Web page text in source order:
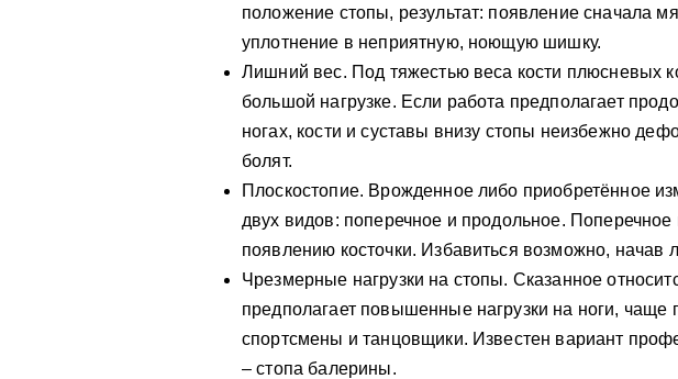
положение стопы, результат: появление сначала
уплотнение в неприятную, ноющую шишку.
Лишний вес. Под тяжестью веса кости плюсневых
большой нагрузке. Если работа предполагает
ногах, кости и суставы внизу стопы неизбежно
болят.
Плоскостопие. Врожденное либо приобретённое
двух видов: поперечное и продольное. Поперечное
появлению косточки. Избавиться возможно, начав
Чрезмерные нагрузки на стопы. Сказанное
предполагает повышенные нагрузки на ноги,
спортсмены и танцовщики. Известен вариант
– стопа балерины.